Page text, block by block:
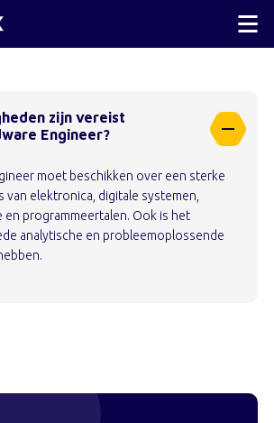
zijn vereist
Engineer?
moet beschikken over een sterke
van elektronica, digitale systemen,
programmeertalen. Ook is het
analytische en probleemoplossende